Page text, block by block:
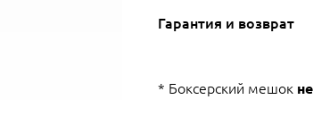
Гарантия и возврат
* Боксерский мешок